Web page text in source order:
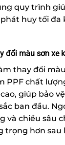
quy trình
huy tối đa
đổi màu sơn xe
thay đổi
PPF chất
giúp bảo
ban đầu.
và chiều sâu
trọng hơn sau